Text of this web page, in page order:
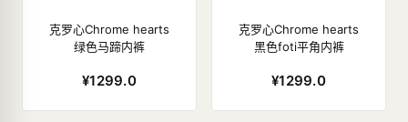
克罗心Chrome hearts
绿色马蹄内裤
¥1299.0
克罗心Chrome hearts
黑色foti平角内裤
¥1299.0